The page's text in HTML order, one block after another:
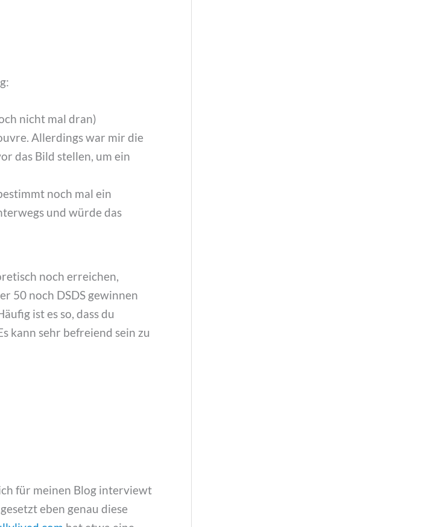
nicht mal dran)
Allerdings war mir die
das Bild stellen, um ein
noch mal ein
und würde das
noch erreichen,
50 noch DSDS gewinnen
ist es so, dass du
kann sehr befreiend sein zu
ich für meinen Blog interviewt
eben genau diese